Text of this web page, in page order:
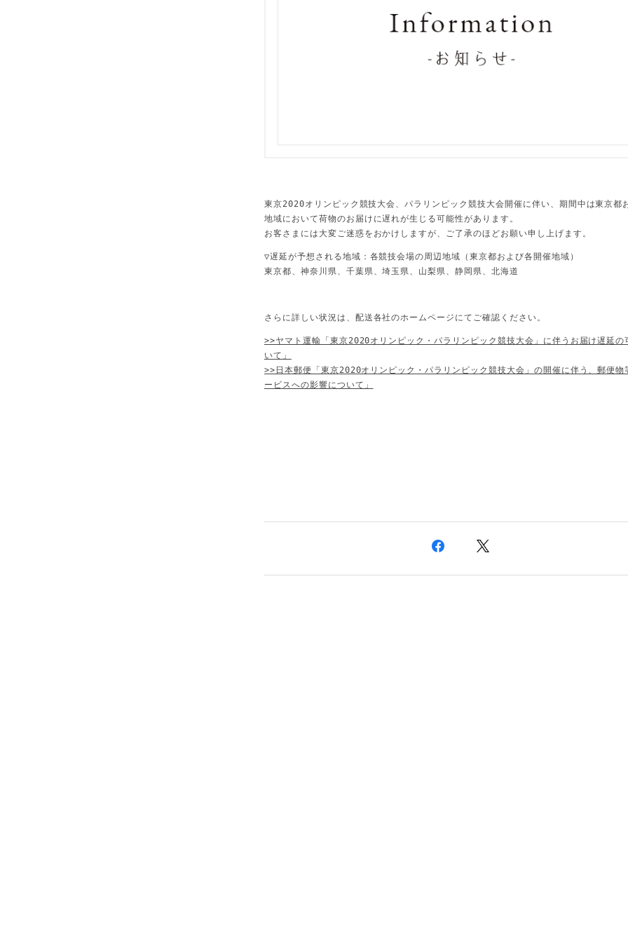
東京2020オリンピック競技大会、パラリンピック競技大会開催に伴い、期間中は東京都
地域において荷物のお届けに遅れが生じる可能性があります。
お客さまには大変ご迷惑をおかけしますが、ご了承のほどお願い申し上げます。
▽遅延が予想される地域：各競技会場の周辺地域（東京都および各開催地域）
さらに詳しい状況は、配送各社のホームページにてご確認ください。
>>ヤマト運輸「東京2020オリンピック・パラリンピック競技大会」に伴うお届け遅延の
いて」
>>日本郵便「東京2020オリンピック・パラリンピック競技大会」の開催に伴う、郵便物
ービスへの影響について」